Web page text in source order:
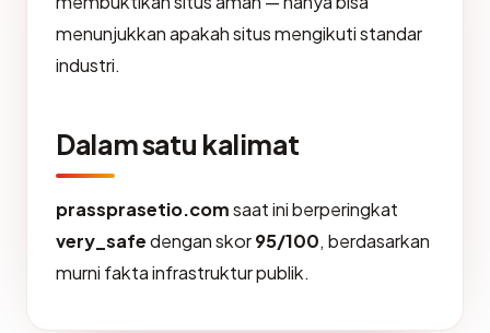
menunjukkan apakah situs mengikuti standar
industri.
Dalam satu kalimat
prassprasetio.comsaat ini berperingkat
very_safedengan skor95/100, berdasarkan
murni fakta infrastruktur publik.